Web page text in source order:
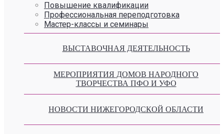
Повышение квалификации
Профессиональная переподготовка
Мастер-классы и семинары
ВЫСТАВОЧНАЯ ДЕЯТЕЛЬНОСТЬ
МЕРОПРИЯТИЯ ДОМОВ НАРОДНОГО
ТВОРЧЕСТВА ПФО И УФО
НОВОСТИ НИЖЕГОРОДСКОЙ ОБЛАСТИ